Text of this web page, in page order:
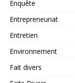
Enquête
Entrepreneuriat
Entretien
Environnement
Fait divers